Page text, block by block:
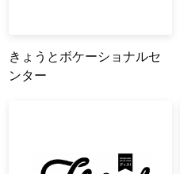
きょうとボケーショナルセ
ンター